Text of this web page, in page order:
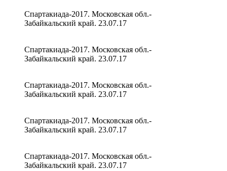
Спартакиада-2017. Московская обл.-
Забайкальский край. 23.07.17
Спартакиада-2017. Московская обл.-
Забайкальский край. 23.07.17
Спартакиада-2017. Московская обл.-
Забайкальский край. 23.07.17
Спартакиада-2017. Московская обл.-
Забайкальский край. 23.07.17
Спартакиада-2017. Московская обл.-
Забайкальский край. 23.07.17